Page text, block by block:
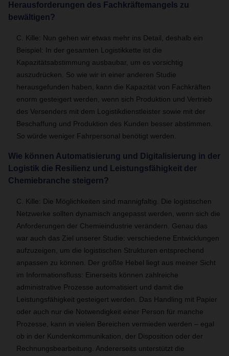
Herausforderungen des Fachkräftemangels zu
bewältigen?
C. Kille: Nun gehen wir etwas mehr ins Detail, deshalb ein
Beispiel: In der gesamten Logistikkette ist die
Kapazitätsabstimmung ausbaubar, um es vorsichtig
auszudrücken. So wie wir in einer anderen Studie
herausgefunden haben, kann die Kapazität von Fachkräften
enorm gesteigert werden, wenn sich Produktion und Vertrieb
des Versenders mit dem Logistikdienstleister sowie mit der
Beschaffung und Produktion des Kunden besser abstimmen.
So würde weniger Fahrpersonal benötigt werden.
Wie können Automatisierung und Digitalisierung in der
Logistik die Resilienz und Leistungsfähigkeit der
Chemiebranche steigern?
C. Kille: Die Möglichkeiten sind mannigfaltig. Die logistischen
Netzwerke sollten dynamisch angepasst werden, wenn sich die
Anforderungen der Chemieindustrie verändern. Genau das
war auch das Ziel unserer Studie: verschiedene Entwicklungen
aufzuzeigen, um die logistischen Strukturen entsprechend
anpassen zu können. Der größte Hebel liegt aus meiner Sicht
im Informationsfluss: Einerseits können zahlreiche
administrative Prozesse automatisiert und damit die
Leistungsfähigkeit gesteigert werden. Das Handling mit Papier
oder auch nur die Notwendigkeit einer Person für manche
Prozesse, kann in vielen Bereichen vermieden werden – egal
ob in der Kundenkommunikation, der Disposition oder der
Rechnungsbearbeitung. Andererseits unterstützt die